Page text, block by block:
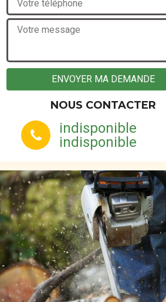
NOUS CONTACTER
indisponible
indisponible